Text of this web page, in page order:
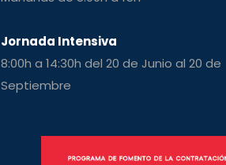
Jornada Intensiva
8:00h a 14:30h del 20 de Junio al 20 de
Septiembre